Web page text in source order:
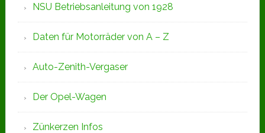
NSU Betriebsanleitung von 1928
Daten für Motorräder von A – Z
Auto-Zenith-Vergaser
Der Opel-Wagen
Zünkerzen Infos